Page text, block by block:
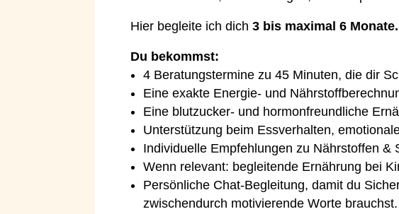
Hier begleite ich dich3 bis maximal 6 Monate.
Du bekommst:
4 Beratungstermine zu 45 Minuten, die dir
Eine exakte Energie- und
Eine blutzucker- und hormonfreundliche
Unterstützung beim Essverhalten,
Individuelle Empfehlungen zu Nährstoffen
Wenn relevant: begleitende Ernährung bei
Persönliche Chat-Begleitung, damit du
zwischendurch motivierende Worte